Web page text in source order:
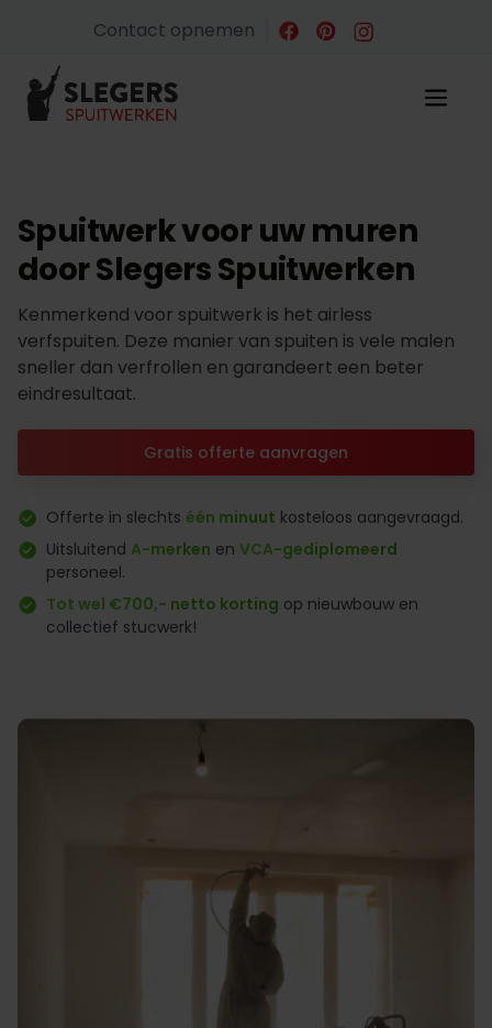
Contact opnemen
Spuitwerk voor uw muren
door Slegers Spuitwerken
Kenmerkend voor spuitwerk is het airless
verfspuiten. Deze manier van spuiten is vele malen
sneller dan verfrollen en garandeert een beter
eindresultaat.
Gratis offerte aanvragen
Offerte in slechts één minuut kosteloos aangevraagd.
Uitsluitend A-merken en VCA-gediplomeerd
personeel.
Tot wel €700,- netto korting op nieuwbouw en
collectief stucwerk!